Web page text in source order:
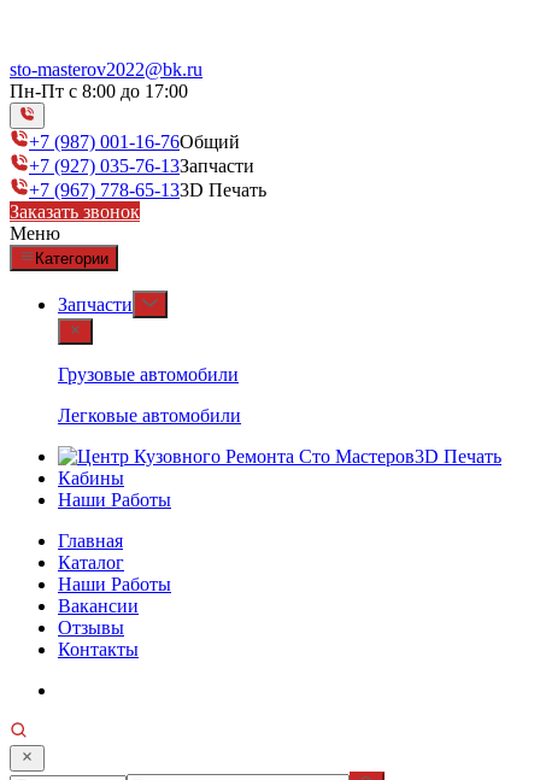
sto-masterov2022@bk.ru
Пн-Пт с 8:00 до 17:00
+7 (987) 001-16-76Общий
+7 (927) 035-76-13Запчасти
+7 (967) 778-65-133D Печать
Заказать звонок
Меню
Категории
Запчасти
Грузовые автомобили
Легковые автомобили
3D Печать
Кабины
Наши Работы
Главная
Каталог
Наши Работы
Вакансии
Отзывы
Контакты